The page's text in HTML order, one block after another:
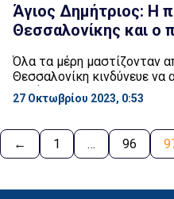
Άγιος Δημήτριος: Η
Θεσσαλονίκης και ο
Όλα τα μέρη μαστίζονταν
Θεσσαλονίκη κινδύνευε να
Δημήτριος, δεν άφησε την
πλοίαρχος, ο οποίος
Ευρώπη. Τη νύχτα λοιπόν
ύπνο του και του είπε: […]
27 Οκτωβρίου 2023, 0:53
← 1 … 96